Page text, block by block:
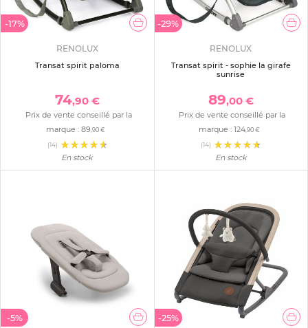
-17%
RENOLUX
Transat spirit paloma
74,90 €
Prix de vente conseillé par la
marque :89,90 €
(14)
En stock
-29%
RENOLUX
Transat spirit - sophie la girafe
sunrise
89,00 €
Prix de vente conseillé par la
marque :124,90 €
(14)
En stock
-5% -25%